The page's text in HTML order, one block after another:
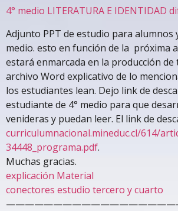
4° medio LITERATURA E IDENTIDAD
Adjunto PPT de estudio para alumnos
medio. esto en función de la próxima
estará enmarcada en la producción
archivo Word explicativo de lo
los estudiantes lean. Dejo link de
estudiante de 4° medio para que
venideras y puedan leer. El link de
curriculumnacional.mineduc.cl/614/
34448_programa.pdf.
Muchas gracias.
explicación Material
conectores estudio tercero y cuarto